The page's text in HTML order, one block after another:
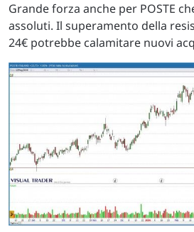
Grande forza anche per POSTE
assoluti. Il superamento della
24€ potrebbe calamitare nuovi